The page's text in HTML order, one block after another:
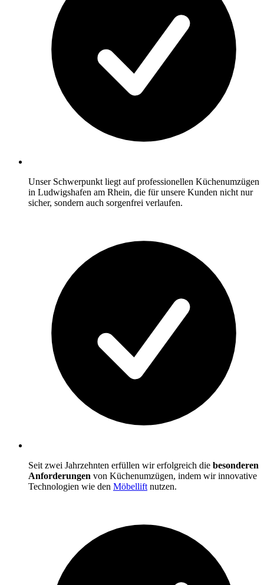
Unser Schwerpunkt liegt auf professionellen Küchenumzügen
in Ludwigshafen am Rhein, die für unsere Kunden nicht nur
sicher, sondern auch sorgenfrei verlaufen.
Seit zwei Jahrzehnten erfüllen wir erfolgreich die besonderen
Anforderungen von Küchenumzügen, indem wir innovative
Technologien wie den Möbellift nutzen.